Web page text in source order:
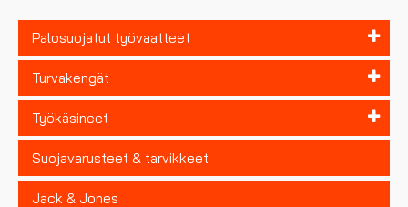
Palosuojatut työvaatteet
Turvakengät
Työkäsineet
Suojavarusteet & tarvikkeet
Jack & Jones